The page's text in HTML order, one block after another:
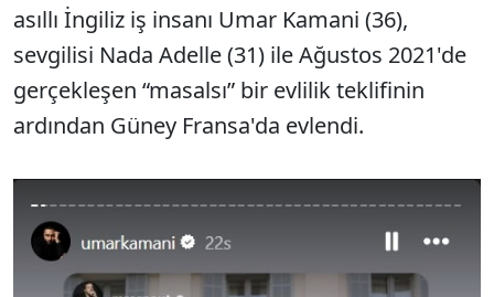
asıllı İngiliz iş insanı Umar Kamani (36),
sevgilisi Nada Adelle (31) ile Ağustos 2021'de
gerçekleşen “masalsı” bir evlilik teklifinin
ardından Güney Fransa'da evlendi.